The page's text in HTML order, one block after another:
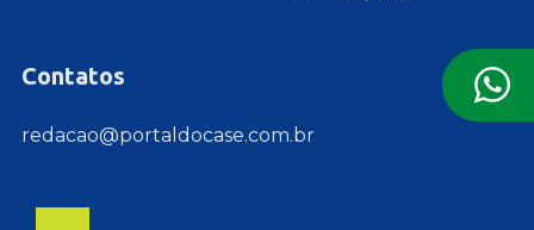
Contatos
redacao@portaldocase.com.br